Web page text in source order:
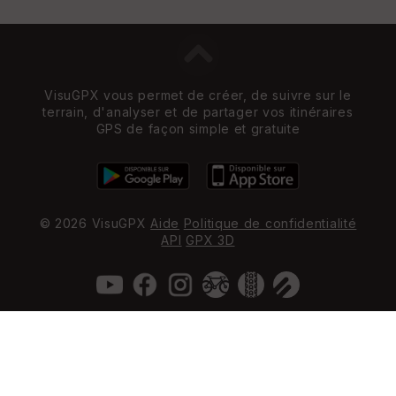
VisuGPX vous permet de créer, de suivre sur le
terrain, d'analyser et de partager vos itinéraires
GPS de façon simple et gratuite
© 2026 VisuGPX Aide Politique de confidentialité
API GPX 3D